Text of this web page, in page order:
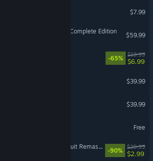
$7.99
Horizon Forbidden West™ Complete Edition
$59.99
-65%
$19.99
$6.99
$39.99
$39.99
Free
Need for Speed™ Hot Pursuit Remastered
-90%
$29.99
$2.99